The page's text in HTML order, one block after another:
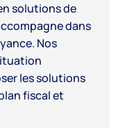
solutions de
dans
Nos
les solutions
fiscal et